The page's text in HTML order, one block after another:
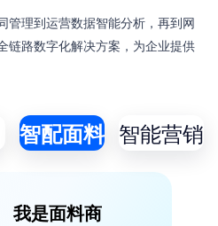
管理到运营数据智能分析，再到网
链路数字化解决方案，为企业提供
智配面料 智能营销
我是面料商